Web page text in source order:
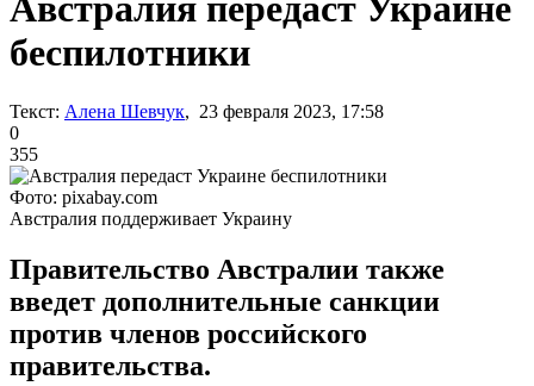
Австралия передаст Украине
беспилотники
Текст: Алена Шевчук, 23 февраля 2023, 17:58
0
355
Фото: pixabay.com
Австралия поддерживает Украину
Правительство Австралии также
введет дополнительные санкции
против членов российского
правительства.